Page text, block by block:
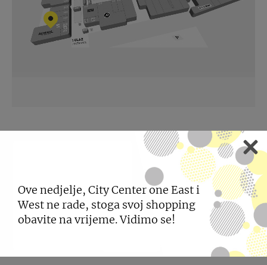
ADMIRAL CITY ZAGREB
Automat klub Admiral City radi od 00:00 do 24:00
Ove nedjelje, City Center one East i
West ne rade, stoga svoj shopping
obavite na vrijeme. Vidimo se!